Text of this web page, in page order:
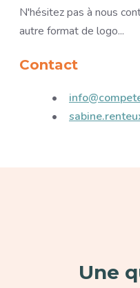
N'hésitez pas à nous
autre format de logo...
Contact
Une